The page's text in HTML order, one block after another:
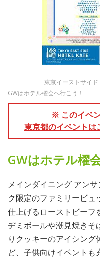
東京イーストサイ
GWはホテル櫂会へ行こう！
※ このイベ
東京都のイベントは
GWはホテル櫂
メインダイニング アン
ク限定のファミリービ
仕上げるローストビーフ
ヂミボールや潮見焼きそ
りクッキーのアイシン
ど、子供向けイベントも